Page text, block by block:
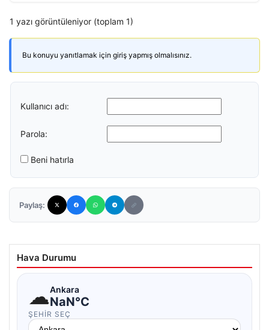
1 yazı görüntüleniyor (toplam 1)
Bu konuyu yanıtlamak için giriş yapmış olmalısınız.
Kullanıcı adı:
Parola:
Beni hatırla
Paylaş:
Hava Durumu
☁Ankara
NaN°C
ŞEHIR SEÇ